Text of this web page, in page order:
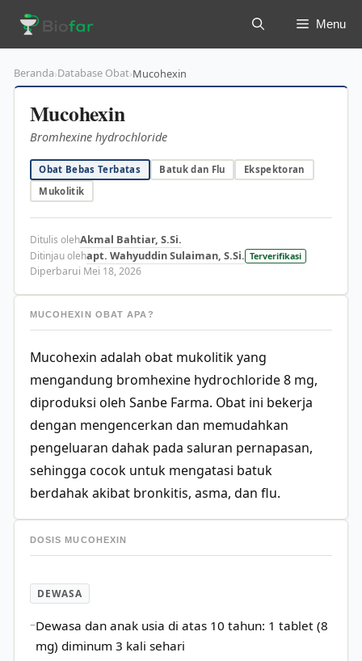
isi
Menu
Beranda›Database Obat›Mucohexin
Mucohexin
Bromhexine hydrochloride
Obat Bebas Terbatas Batuk dan Flu
Ekspektoran
Mukolitik
Ditulis olehAkmal Bahtiar, S.Si.
Ditinjau olehapt. Wahyuddin Sulaiman, S.Si. Terverifikasi
Diperbarui Mei 18, 2026
MUCOHEXIN OBAT APA?
Mucohexin adalah obat mukolitik yang
mengandung bromhexine hydrochloride 8 mg,
diproduksi oleh Sanbe Farma. Obat ini bekerja
dengan mengencerkan dan memudahkan
pengeluaran dahak pada saluran pernapasan,
sehingga cocok untuk mengatasi batuk
berdahak akibat bronkitis, asma, dan flu.
DOSIS MUCOHEXIN
DEWASA
Dewasa dan anak usia di atas 10 tahun: 1 tablet (8
mg) diminum 3 kali sehari